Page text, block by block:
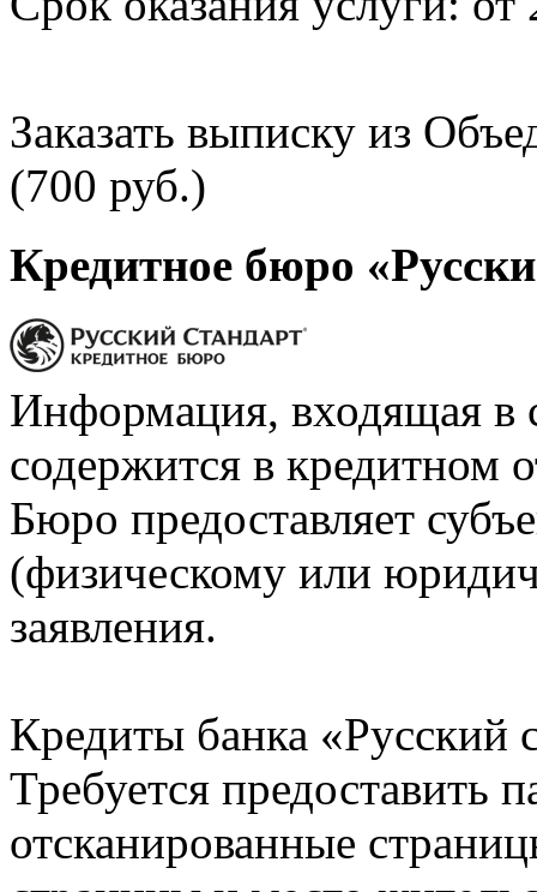
Заказать выписку из
(700 руб.)
Кредитное бюро
Информация, входящая в
содержится в кредитном
Бюро предоставляет
(физическому или
заявления.
Кредиты банка «Русский
Требуется предоставить
отсканированные